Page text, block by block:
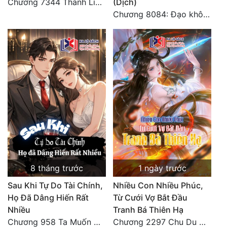
Chương 7344 Thanh Liên đỉnh (Đại kết cục) (2) HẾT.
(Dịch)
Chương 8084: Đạo không bờ bến (Đại kết cục) (10)
8 tháng trước
Sau Khi Tự Do Tài Chính,
Họ Đã Dâng Hiến Rất
Nhiều
Chương 958 Ta Muốn Cùng Các Cô Vĩnh Viễn Ở Bên Nhau (2) Hết
1 ngày trước
Nhiều Con Nhiều Phúc,
Từ Cưới Vợ Bắt Đầu
Tranh Bá Thiên Hạ
Chương 2297 Chu Du Du mang thai